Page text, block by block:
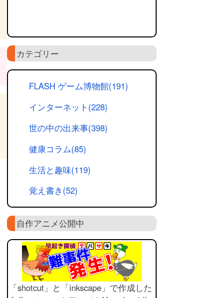
カテゴリー
FLASH ゲーム博物館(191)
インターネット(228)
世の中の出来事(398)
健康コラム(85)
生活と趣味(119)
覚え書き(52)
自作アニメ公開中
「shotcut」と「inkscape」で作成した